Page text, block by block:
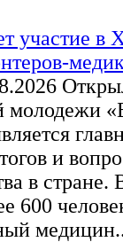
участие в
молодежи
и
в стране.
600